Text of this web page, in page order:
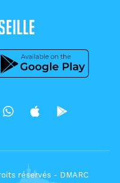
réservés - DMARC